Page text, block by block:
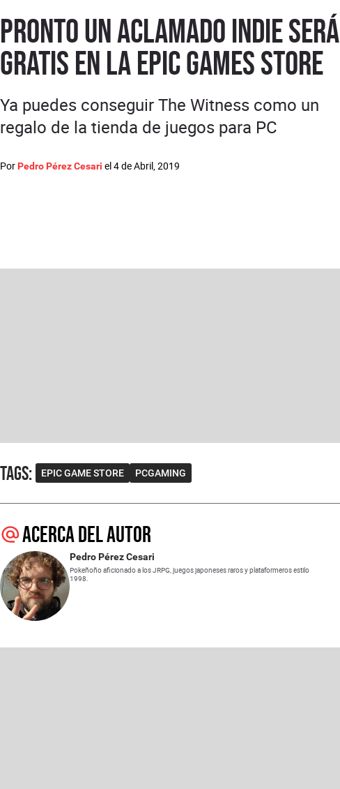
Pronto un aclamado indie será
gratis en la Epic Games Store
Por Pedro Pérez Cesari el4 de Abril, 2019
Ya puedes conseguir The Witness como un
regalo de la tienda de juegos para PC
Tags: EPIC GAME STORE PCGAMING
Acerca del autor
Pedro Pérez Cesari
Pokeñoño aficionado a los JRPG, juegos japoneses raros y plataformeros estilo
1998.